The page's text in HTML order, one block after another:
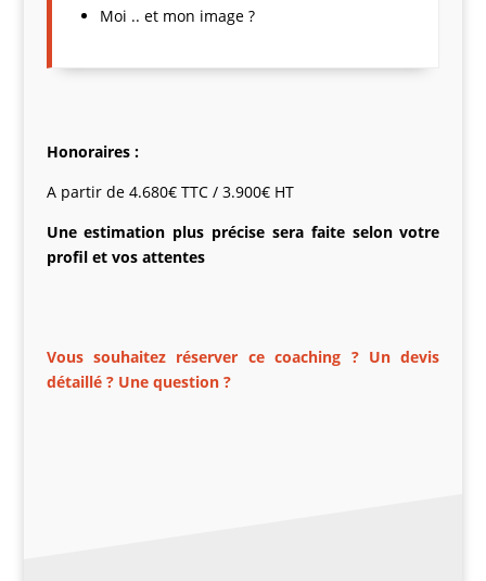
Moi .. et mon image ?
Honoraires :
A partir de 4.680€ TTC / 3.900€ HT
Une estimation plus précise sera faite selon votre
profil et vos attentes
Vous souhaitez réserver ce coaching ? Un devis
détaillé? Une question ?